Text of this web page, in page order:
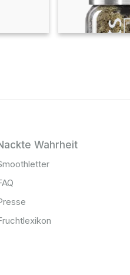
Wahrheit